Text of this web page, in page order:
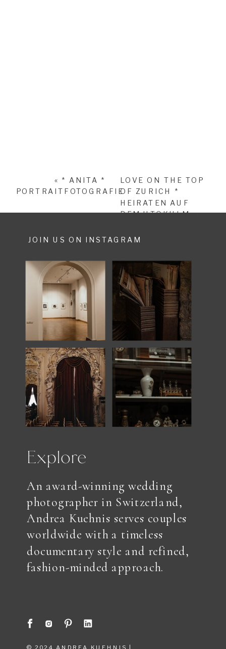
SHARE POST
LOVE ON THE TOP
OF ZURICH *
HEIRATEN AUF
DEM UTOKULM»
« * ANITA *
PORTRAITFOTOGRAFIE
© 2024 ANDREA KUEHNIS |
Explore
An award-winning wedding
photographer in Switzerland,
Andrea Kuehnis serves couples
worldwide with a timeless
documentary style and refined,
fashion-minded approach.
JOIN US ON INSTAGRAM